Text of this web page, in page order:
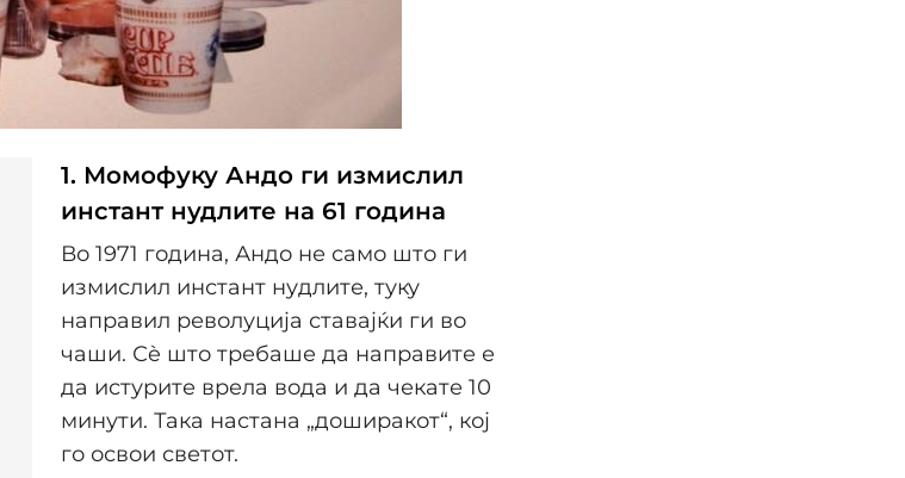
1. Момофуку Андо ги измислил
инстант нудлите на 61 година
Во 1971 година, Андо не само што ги
измислил инстант нудлите, туку
направил револуција ставајќи ги во
чаши. Сè што требаше да направите е
да истурите врела вода и да чекате 10
минути. Така настана „доширакот“, кој
го освои светот.